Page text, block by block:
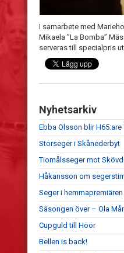
I samarbete med
Mikaela ”La Bomba”
serveras till specialpris
Nyhetsarkiv
Ebba Olsson blir
Storseger i Skånederbyt
Tiomålsseger mot
Håkansson om
Seger i hemmapremiären
Säsongen över – Ola
Cupguld till Höör
Bellen is back!